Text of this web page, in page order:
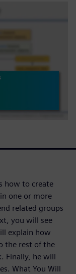
how to create
one or more
related groups
you will see
explain how
the rest of the
Finally, he will
What You Will